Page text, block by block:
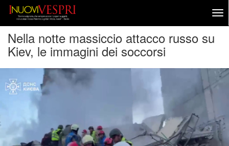
Nella notte massiccio attacco russo su
Kiev, le immagini dei soccorsi